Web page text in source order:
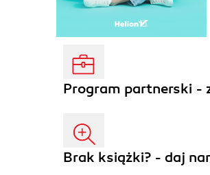
Program partnerski -
Brak książki? - daj